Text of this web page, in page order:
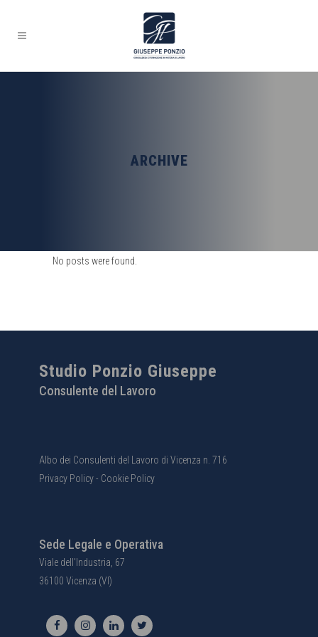
ARCHIVE
No posts were found.
Studio Ponzio Giuseppe
Consulente del Lavoro
Albo dei Consulenti del Lavoro di Vicenza n. 716
Privacy Policy- Cookie Policy
Sede Legale e Operativa
Viale dell'Industria, 67
36100 Vicenza (VI)